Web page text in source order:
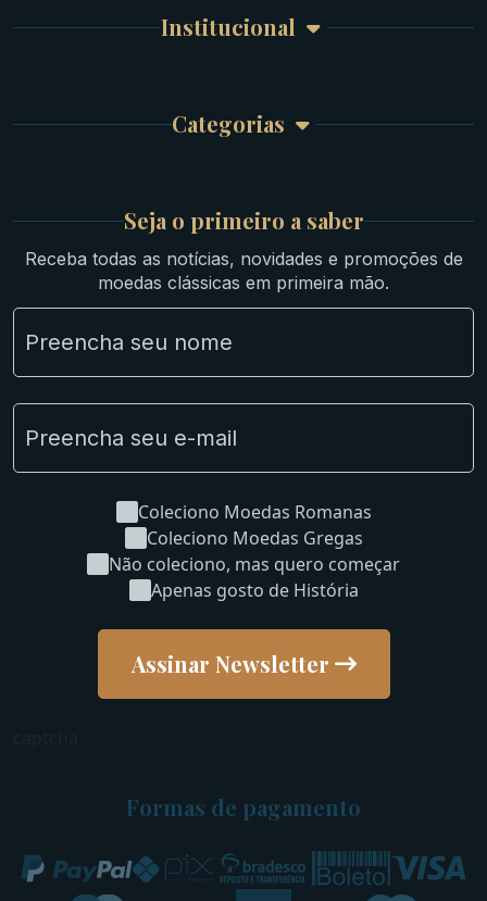
Institucional
Meus Pedidos
Carrinho de Compra
Atendimento
Categorias
Byzantinas
Bíblicas
Ouro
Ibéricas
Lotes Grandes
Material Numismático
NGC e NNC Encapsuladas
Novidades
Seja o primeiro a saber
Receba todas as notícias, novidades e promoções de
moedas clássicas em primeira mão.
Coleciono Moedas Romanas
Coleciono Moedas Gregas
Não coleciono, mas quero começar
Apenas gosto de História
Assinar Newsletter
Formas de pagamento